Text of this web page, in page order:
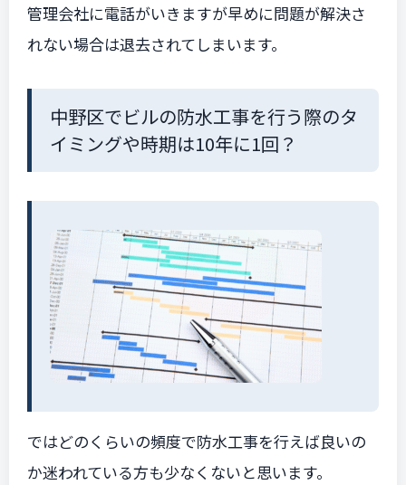
管理会社に電話がいきますが早めに問題が解決さ
れない場合は退去されてしまいます。
中野区でビルの防水工事を行う際のタ
イミングや時期は10年に1回？
ではどのくらいの頻度で防水工事を行えば良いの
か迷われている方も少なくないと思います。